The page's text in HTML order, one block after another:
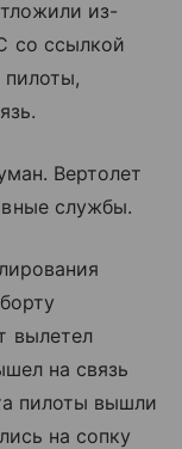
из-
со ссылкой
Вертолет
службы.
вылетел
на связь
пилоты вышли
на сопку